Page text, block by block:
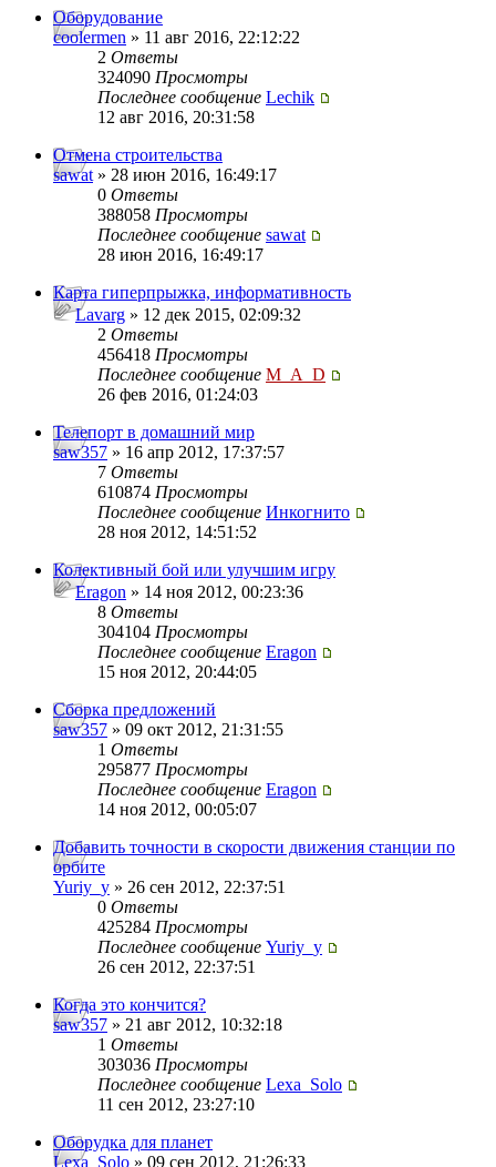
Оборудование
coolermen » 11 авг 2016, 22:12:22
2 Ответы
324090 Просмотры
Последнее сообщение Lechik
12 авг 2016, 20:31:58
Отмена строительства
sawat » 28 июн 2016, 16:49:17
0 Ответы
388058 Просмотры
Последнее сообщение sawat
28 июн 2016, 16:49:17
Карта гиперпрыжка, информативность
Lavarg » 12 дек 2015, 02:09:32
2 Ответы
456418 Просмотры
Последнее сообщение M_A_D
26 фев 2016, 01:24:03
Телепорт в домашний мир
saw357 » 16 апр 2012, 17:37:57
7 Ответы
610874 Просмотры
Последнее сообщение Инкогнито
28 ноя 2012, 14:51:52
Колективный бой или улучшим игру
Eragon » 14 ноя 2012, 00:23:36
8 Ответы
304104 Просмотры
Последнее сообщение Eragon
15 ноя 2012, 20:44:05
Сборка предложений
saw357 » 09 окт 2012, 21:31:55
1 Ответы
295877 Просмотры
Последнее сообщение Eragon
14 ноя 2012, 00:05:07
Добавить точности в скорости движения станции по
орбите
Yuriy_y » 26 сен 2012, 22:37:51
0 Ответы
425284 Просмотры
Последнее сообщение Yuriy_y
26 сен 2012, 22:37:51
Когда это кончится?
saw357 » 21 авг 2012, 10:32:18
1 Ответы
303036 Просмотры
Последнее сообщение Lexa_Solo
11 сен 2012, 23:27:10
Оборудка для планет
Lexa_Solo » 09 сен 2012, 21:26:33